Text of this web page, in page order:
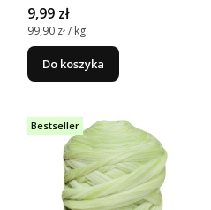
Cena
9,99 zł
Cena jednostkowa
99,90 zł / kg
Do koszyka
Bestseller